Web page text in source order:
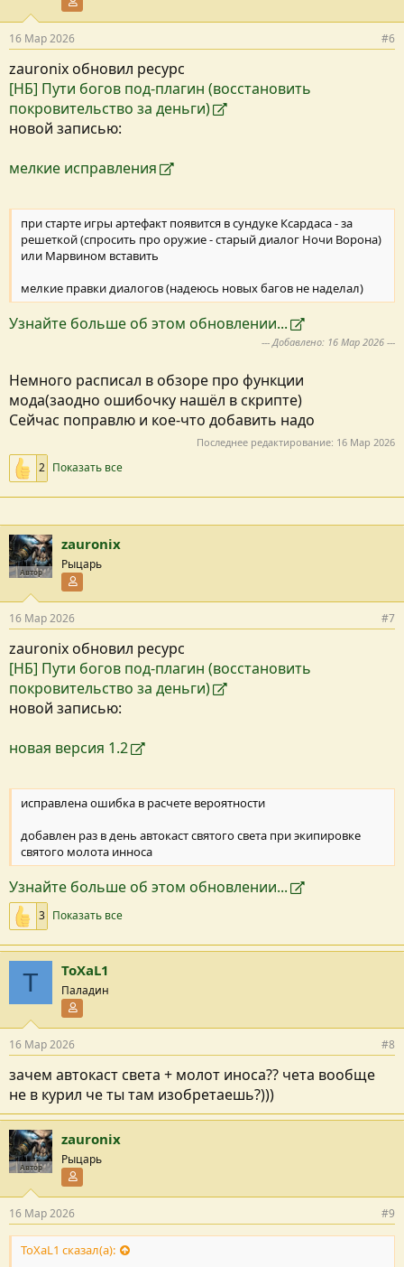
16 Мар 2026 #6
zauronix обновил ресурс
[НБ] Пути богов под-плагин (восстановить
покровительство за деньги)
новой записью:
мелкие исправления
при старте игры артефакт появится в сундуке Ксардаса - за
решеткой (спросить про оружие - старый диалог Ночи Ворона)
или Марвином вставить
мелкие правки диалогов (надеюсь новых багов не наделал)
Узнайте больше об этом обновлении...
--- Добавлено: 16 Мар 2026 ---
Немного расписал в обзоре про функции
мода(заодно ошибочку нашёл в скрипте)
Сейчас поправлю и кое-что добавить надо
Последнее редактирование: 16 Мар 2026
2 Показать все
Автор
zauronix
Рыцарь
16 Мар 2026 #7
zauronix обновил ресурс
[НБ] Пути богов под-плагин (восстановить
покровительство за деньги)
новой записью:
новая версия 1.2
исправлена ошибка в расчете вероятности
добавлен раз в день автокаст святого света при экипировке
святого молота инноса
Узнайте больше об этом обновлении...
3 Показать все
T ToXaL1
Паладин
16 Мар 2026 #8
зачем автокаст света + молот иноса?? чета вообще
не в курил че ты там изобретаешь?)))
Автор
zauronix
Рыцарь
16 Мар 2026 #9
ToXaL1 сказал(а):